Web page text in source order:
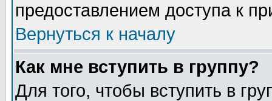
предоставлением доступа к
Вернуться к началу
Как мне вступить в группу?
Для того, чтобы вступить в